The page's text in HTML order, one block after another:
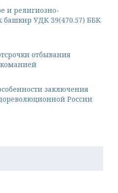
и религиозно-
башкир УДК 39(470.57) ББК
отбывания
заключения
России